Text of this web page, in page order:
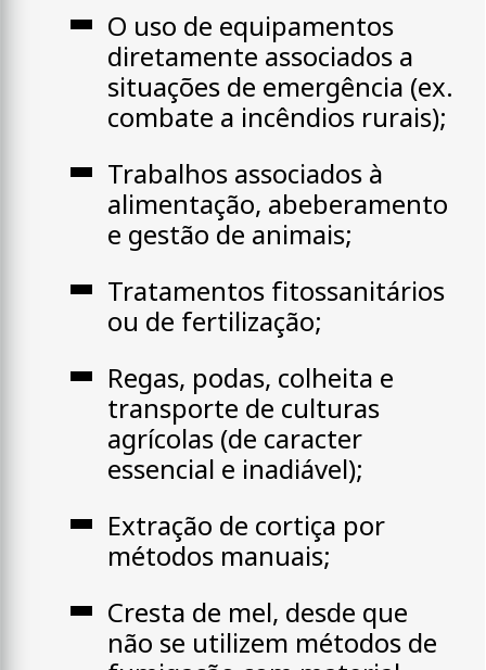
O uso de equipamentos
diretamente associados a
situações de emergência (ex.
combate a incêndios rurais);
Trabalhos associados à
alimentação, abeberamento
e gestão de animais;
Tratamentos fitossanitários
ou de fertilização;
Regas, podas, colheita e
transporte de culturas
agrícolas (de caracter
essencial e inadiável);
Extração de cortiça por
métodos manuais;
Cresta de mel, desde que
não se utilizem métodos de